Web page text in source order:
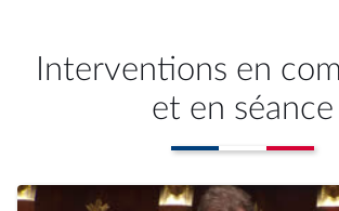
Interventions en
et en séance